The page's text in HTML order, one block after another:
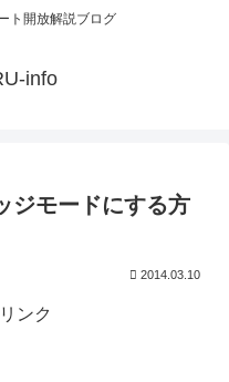
ト開放解説ブログ
info
ジモードにする方
2014.03.10
ンク